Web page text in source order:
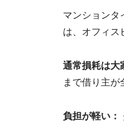
マンションタ
は、オフィス
通常損耗は大
まで借り主が
負担が軽い：